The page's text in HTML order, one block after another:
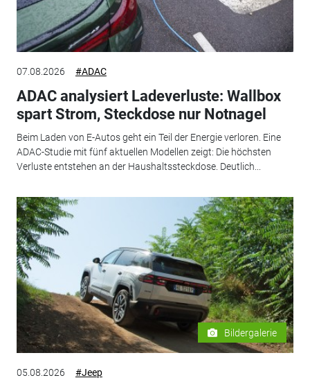
07.08.2026 #ADAC
ADAC analysiert Ladeverluste: Wallbox
spart Strom, Steckdose nur Notnagel
Beim Laden von E-Autos geht ein Teil der Energie verloren. Eine
ADAC-Studie mit fünf aktuellen Modellen zeigt: Die höchsten
Verluste entstehen an der Haushaltssteckdose. Deutlich...
Bildergalerie
05.08.2026 #Jeep